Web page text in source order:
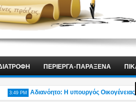
ΠΕΡΙΕΡΓΑ-ΠΑΡΑΞΕΝΑ
PM Αδιανόητο: Η υπουργός Οικογένειας